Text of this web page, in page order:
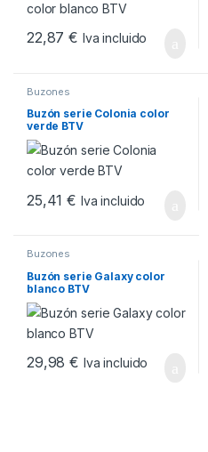
22,87€ Iva incluido
Buzones
Buzón serie Colonia color
verde BTV
25,41€ Iva incluido
Buzones
Buzón serie Galaxy color
blanco BTV
29,98€ Iva incluido